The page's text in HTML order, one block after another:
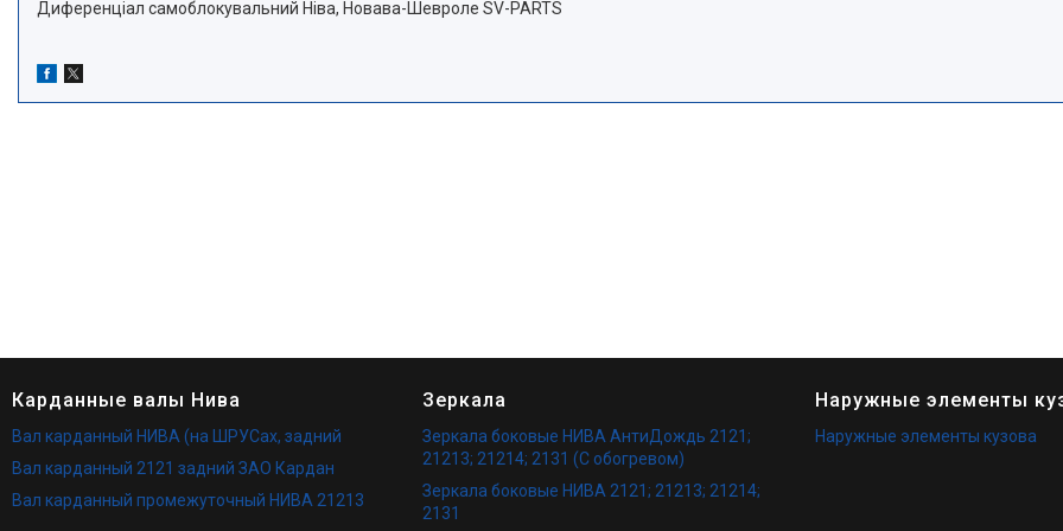
Диференціал самоблокувальний Ніва, Новава-Шевроле SV-PARTS
Карданные валы Нива
Вал карданный НИВА (на ШРУСах, задний
Вал карданный 2121 задний ЗАО Кардан
Вал карданный промежуточный НИВА 21213
Зеркала
Зеркала боковые НИВА АнтиДождь 2121;
21213; 21214; 2131 (С обогревом)
Зеркала боковые НИВА 2121; 21213; 21214;
2131
Наружные элементы
Наружные элементы кузова